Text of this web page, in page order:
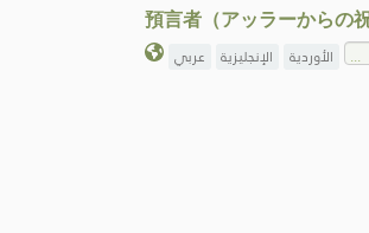
預言者（アッラーからの
عربي الإنجليزية الأوردية